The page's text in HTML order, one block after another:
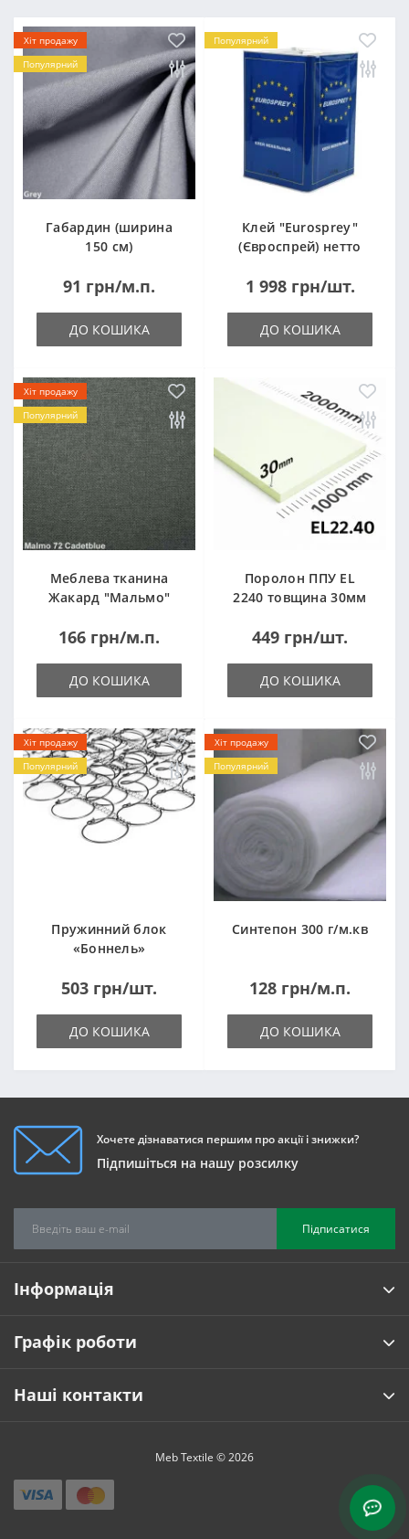
Хіт продажу
Популярний
Габардин (ширина
150 см)
91 грн/м.п.
ДО КОШИКА
Популярний
Клей "Eurosprey"
(Євроспрей) нетто
1 998 грн/шт.
ДО КОШИКА
Хіт продажу
Популярний
Меблева тканина
Жакард "Мальмо"
166 грн/м.п.
ДО КОШИКА
Поролон ППУ EL
2240 товщина 30мм
(1000x2000мм)
449 грн/шт.
ДО КОШИКА
Хіт продажу
Популярний
Пружинний блок
«Боннель»
503 грн/шт.
ДО КОШИКА
Хіт продажу
Популярний
Синтепон 300 г/м.кв
128 грн/м.п.
ДО КОШИКА
Хочете дізнаватися першим про акції і знижки?
Підпишіться на нашу розсилку
Підписатися
Інформація
Графік роботи
Наші контакти
Meb Textile © 2026